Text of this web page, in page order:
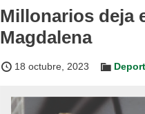
Millonarios deja
Magdalena
18 octubre, 2023